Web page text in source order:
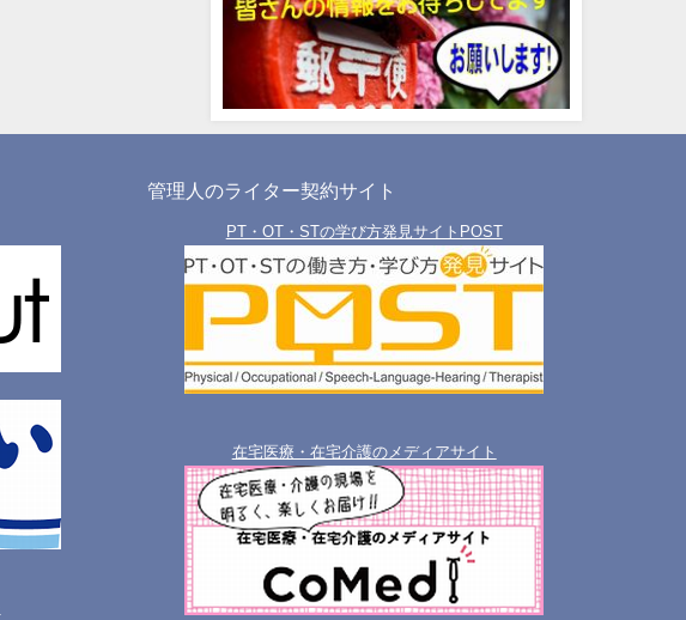
管理人のライター契約サイト
PT・OT・STの学び方発見サイトPOST
在宅医療・在宅介護のメディアサイト